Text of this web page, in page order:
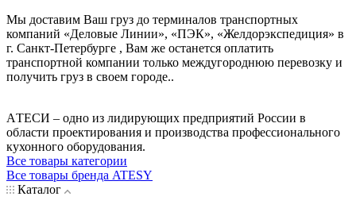
Мы доставим Ваш груз до терминалов транспортных
компаний «Деловые Линии», «ПЭК», «Желдорэкспедиция» в
г. Санкт-Петербурге , Вам же останется оплатить
транспортной компании только междугороднюю перевозку и
получить груз в своем городе..
AТЕСИ – одно из лидирующих предприятий России в
области проектирования и производства профессионального
кухонного оборудования.
Все товары категории
Все товары бренда ATESY
Каталог